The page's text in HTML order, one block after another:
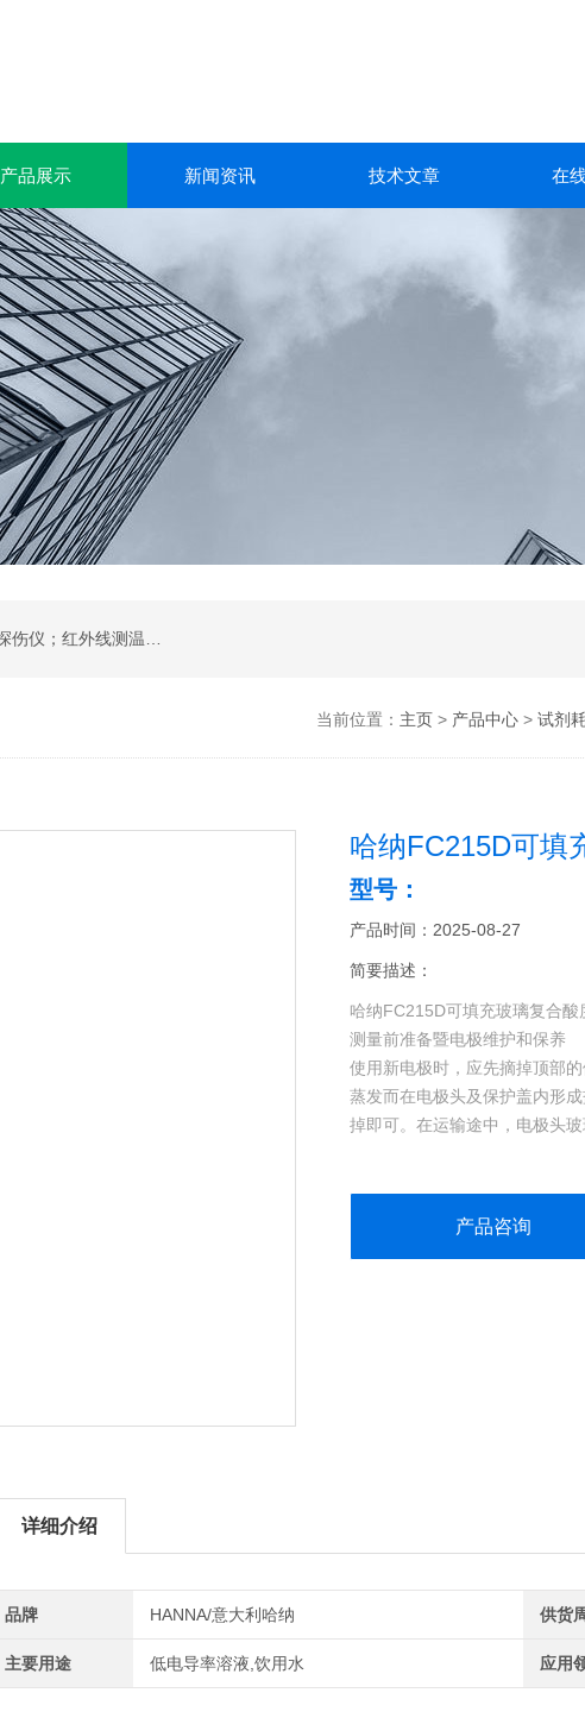
产品展示 新闻资讯 技术文章 在
当前位置： 主页> 产品中心> 试剂
哈纳FC215D可填
型号：
产品时间：2025-08-27
简要描述：
哈纳FC215D可填充玻璃复合酸
测量前准备暨电极维护和保养
使用新电极时，应先摘掉顶部
蒸发而在电极头及保护盖内形
掉即可。在运输途中，电极头
产品咨询
详细介绍
品牌 HANNA/意大利哈纳 供货
主要用途 低电导率溶液,饮用水 应用